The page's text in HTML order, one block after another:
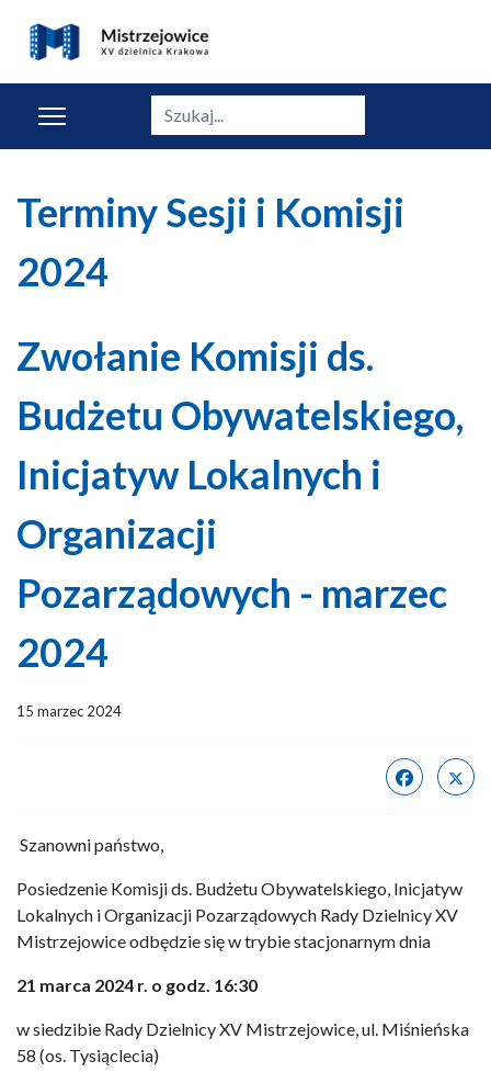
Szukaj
Terminy Sesji i Komisji
2024
Zwołanie Komisji ds.
Budżetu Obywatelskiego,
Inicjatyw Lokalnych i
Organizacji
Pozarządowych - marzec
2024
15 marzec 2024
Szanowni państwo,
Posiedzenie Komisji ds. Budżetu Obywatelskiego, Inicjatyw
Lokalnych i Organizacji Pozarządowych Rady Dzielnicy XV
Mistrzejowice odbędzie się w trybie stacjonarnym dnia
21 marca 2024 r. o godz. 16:30
w siedzibie Rady Dzielnicy XV Mistrzejowice, ul. Miśnieńska
58 (os. Tysiąclecia)